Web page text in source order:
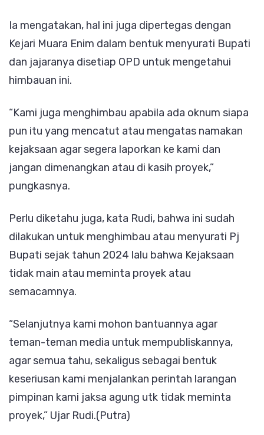
Ia mengatakan, hal ini juga dipertegas dengan
Kejari Muara Enim dalam bentuk menyurati Bupati
dan jajaranya disetiap OPD untuk mengetahui
himbauan ini.
“Kami juga menghimbau apabila ada oknum siapa
pun itu yang mencatut atau mengatas namakan
kejaksaan agar segera laporkan ke kami dan
jangan dimenangkan atau di kasih proyek,”
pungkasnya.
Perlu diketahu juga, kata Rudi, bahwa ini sudah
dilakukan untuk menghimbau atau menyurati Pj
Bupati sejak tahun 2024 lalu bahwa Kejaksaan
tidak main atau meminta proyek atau
semacamnya.
“Selanjutnya kami mohon bantuannya agar
teman-teman media untuk mempubliskannya,
agar semua tahu, sekaligus sebagai bentuk
keseriusan kami menjalankan perintah larangan
pimpinan kami jaksa agung utk tidak meminta
proyek,” Ujar Rudi.(Putra)